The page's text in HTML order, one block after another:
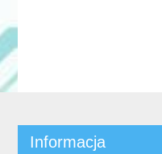
Informacja